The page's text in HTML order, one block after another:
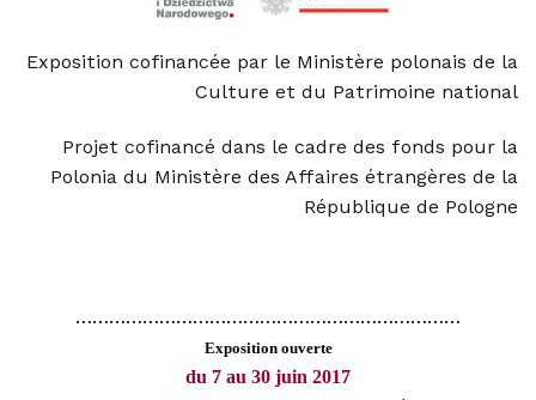
Exposition cofinancée par le Ministère polonais de la
Culture et du Patrimoine national
Projet cofinancé dans le cadre des fonds pour la
Polonia du Ministère des Affaires étrangères de la
République de Pologne
……………………………………………………………
Exposition ouverte
du 7 au 30 juin 2017